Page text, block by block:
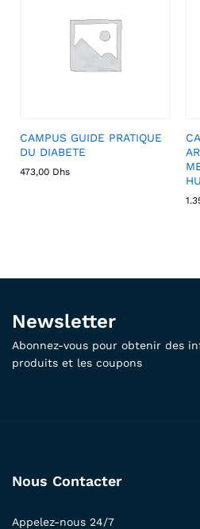
CAMPUS GUIDE PRATIQUE
DU DIABETE
473,00 Dhs
Newsletter
Abonnez-vous pour obtenir des
produits et les coupons
Nous Contacter
Appelez-nous 24/7